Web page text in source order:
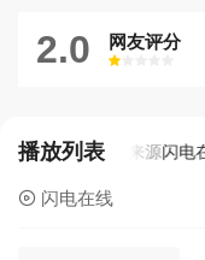
2.0 网友评分
很差
较差还行推荐
力荐
播放列表
当前资源来源闪电在
闪电在线